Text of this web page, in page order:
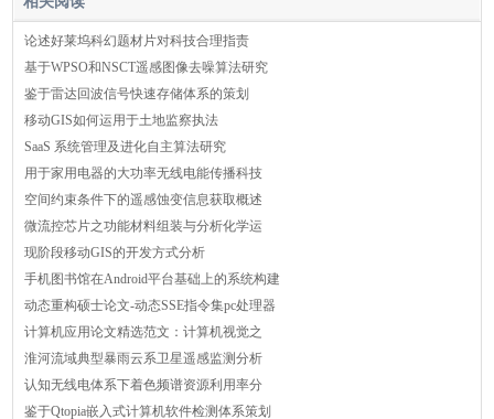
论述好莱坞科幻题材片对科技合理指责
基于WPSO和NSCT遥感图像去噪算法研究
鉴于雷达回波信号快速存储体系的策划
移动GIS如何运用于土地监察执法
SaaS 系统管理及进化自主算法研究
用于家用电器的大功率无线电能传播科技
空间约束条件下的遥感蚀变信息获取概述
微流控芯片之功能材料组装与分析化学运
现阶段移动GIS的开发方式分析
手机图书馆在Android平台基础上的系统构建
动态重构硕士论文-动态SSE指令集pc处理器
计算机应用论文精选范文：计算机视觉之
淮河流域典型暴雨云系卫星遥感监测分析
认知无线电体系下着色频谱资源利用率分
鉴于Qtopia嵌入式计算机软件检测体系策划